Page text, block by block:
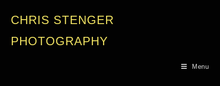
CHRIS STENGER
PHOTOGRAPHY
Menu